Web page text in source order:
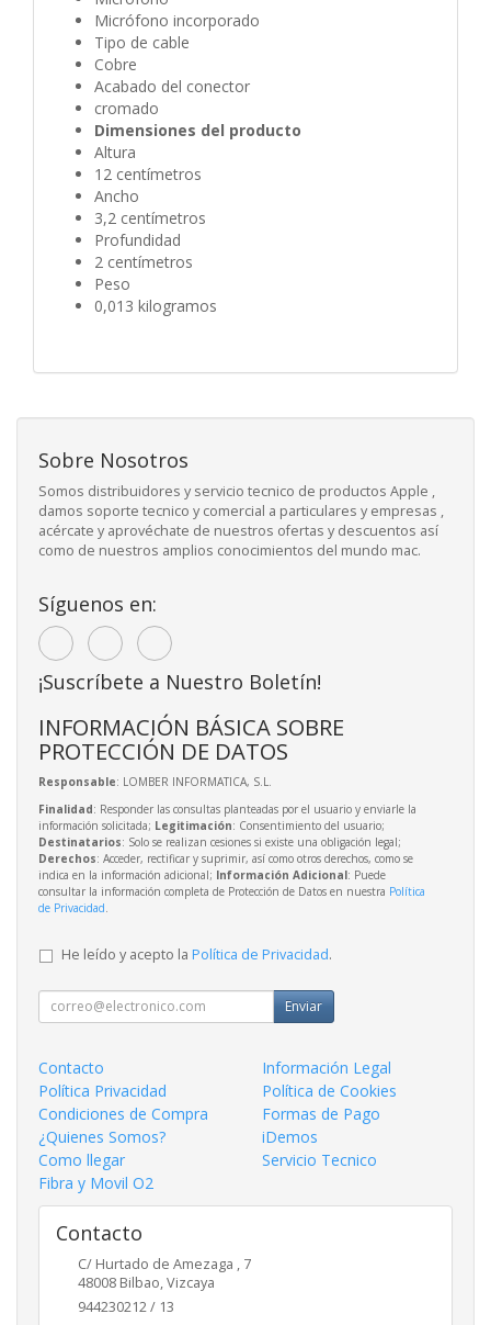
Micrófono incorporado
Tipo de cable
Cobre
Acabado del conector
cromado
Dimensiones del producto
Altura
12 centímetros
Ancho
3,2 centímetros
Profundidad
2 centímetros
Peso
0,013 kilogramos
Sobre Nosotros
Somos distribuidores y servicio tecnico de productos Apple ,
damos soporte tecnico y comercial a particulares y empresas ,
acércate y aprovéchate de nuestros ofertas y descuentos así
como de nuestros amplios conocimientos del mundo mac.
Síguenos en:
¡Suscríbete a Nuestro Boletín!
INFORMACIÓN BÁSICA SOBRE
PROTECCIÓN DE DATOS
Responsable: LOMBER INFORMATICA, S.L.
Finalidad: Responder las consultas planteadas por el usuario y enviarle la
información solicitada; Legitimación: Consentimiento del usuario;
Destinatarios: Solo se realizan cesiones si existe una obligación legal;
Derechos: Acceder, rectificar y suprimir, así como otros derechos, como se
indica en la información adicional; Información Adicional: Puede
consultar la información completa de Protección de Datos en nuestra Política
de Privacidad
He leído y acepto la Política de Privacidad.
Enviar
Contacto
Información Legal
Política Privacidad
Política de Cookies
Condiciones de Compra
Formas de Pago
¿Quienes Somos?
iDemos
Como llegar
Servicio Tecnico
Fibra y Movil O2
Contacto
C/ Hurtado de Amezaga , 7
48008 Bilbao,Vizcaya
944230212 / 13